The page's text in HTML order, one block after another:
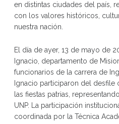
en distintas ciudades del país,
con los valores históricos,
nuestra nación.
El día de ayer, 13 de mayo de
Ignacio, departamento de
funcionarios de la carrera de
Ignacio participaron del desfile
las fiestas patrias,
UNP. La participación
coordinada por la Técnica